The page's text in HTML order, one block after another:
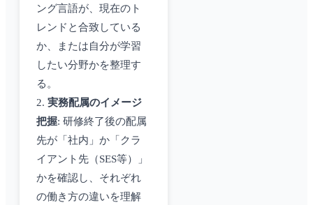
ング言語が、現在のト
レンドと合致している
か、または自分が学習
したい分野かを整理す
る。
2. 実務配属のイメージ
把握: 研修終了後の配属
先が「社内」か「クラ
イアント先（SES等）」
かを確認し、それぞれ
の働き方の違いを理解